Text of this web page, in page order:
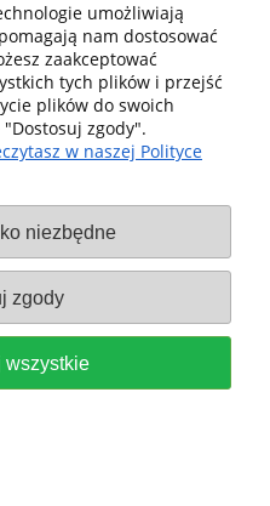
CS 70 ST 650
umożliwiają
nam dostosować
zaakceptować
tych plików i przejść
plików do swoich
zgody".
w naszej Polityce
niezbędne
zgody
wszystkie